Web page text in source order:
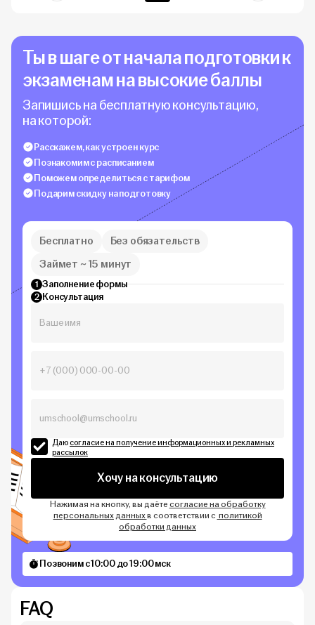
Ты в шаге от начала подготовки к
экзаменам на высокие баллы
Запишись на бесплатную консультацию,
на которой:
Расскажем, как устроен курс
Познакомим с расписанием
Поможем определиться с тарифом
Подарим скидку на подготовку
Бесплатно
Без обязательств
Займет ~ 15 минут
1 Заполнение формы
2 Консультация
Даюсогласие на получение информационных и рекламных
рассылок
Хочу на консультацию
Нажимая на кнопку, вы даётесогласие на обработку
персональных данныхв соответствии с политикой
обработки данных
Позвоним с 10:00 до 19:00 мск
FAQ